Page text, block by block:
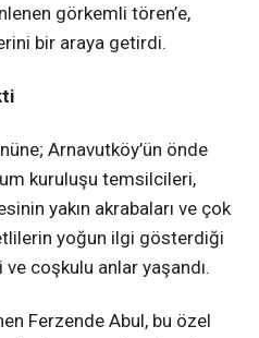
görkemli tören’e,
bir araya getirdi.
Arnavutköy’ün önde
kuruluşu temsilcileri,
yakın akrabaları ve çok
yoğun ilgi gösterdiği
coşkulu anlar yaşandı.
Ferzende Abul, bu özel